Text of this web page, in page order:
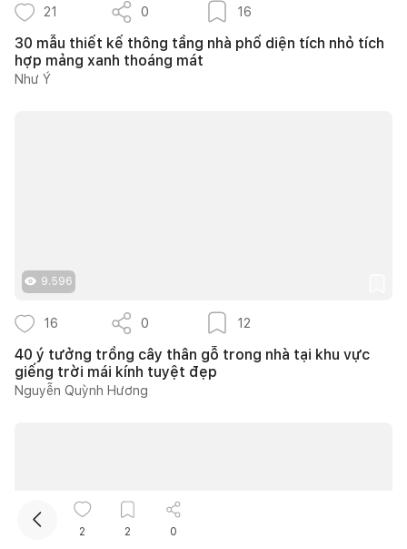
21 0 16
30 mẫu thiết kế thông tầng nhà phố diện tích nhỏ tích
hợp mảng xanh thoáng mát
Như Ý
9.596
16 0 12
40 ý tưởng trồng cây thân gỗ trong nhà tại khu vực
giếng trời mái kính tuyệt đẹp
Nguyễn Quỳnh Hương
2 2 0
Kết nối thiết kế, thi công
Mua sắm hoàn thiện nhà